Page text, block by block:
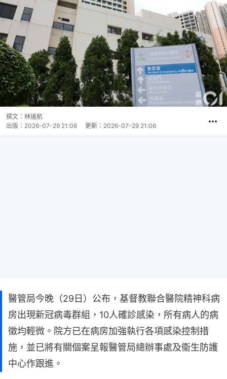
撰文： 林遠航
出版： 2026-07-29 21:06 更新： 2026-07-29 21:06
醫管局今晚（29日）公布，基督教聯合醫院精神科病
房出現新冠病毒群組，10人確診感染，所有病人的病
徵均輕微。院方已在病房加強執行各項感染控制措
施，並已將有關個案呈報醫管局總辦事處及衞生防護
中心作跟進。